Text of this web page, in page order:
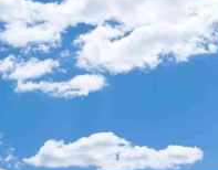
Sağlık
Spor